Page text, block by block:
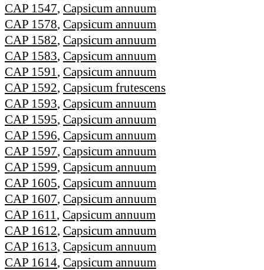
CAP 1547, Capsicum annuum
CAP 1578, Capsicum annuum
CAP 1582, Capsicum annuum
CAP 1583, Capsicum annuum
CAP 1591, Capsicum annuum
CAP 1592, Capsicum frutescens
CAP 1593, Capsicum annuum
CAP 1595, Capsicum annuum
CAP 1596, Capsicum annuum
CAP 1597, Capsicum annuum
CAP 1599, Capsicum annuum
CAP 1605, Capsicum annuum
CAP 1607, Capsicum annuum
CAP 1611, Capsicum annuum
CAP 1612, Capsicum annuum
CAP 1613, Capsicum annuum
CAP 1614, Capsicum annuum